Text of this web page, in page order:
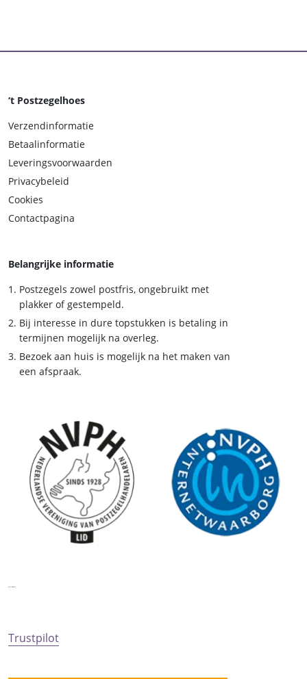
‘t Postzegelhoes
Verzendinformatie
Betaalinformatie
Leveringsvoorwaarden
Privacybeleid
Cookies
Contactpagina
Belangrijke informatie
Postzegels zowel postfris, ongebruikt met
plakker of gestempeld.
Bij interesse in dure topstukken is betaling in
termijnen mogelijk na overleg.
Bezoek aan huis is mogelijk na het maken van
een afspraak.
Trustpilot